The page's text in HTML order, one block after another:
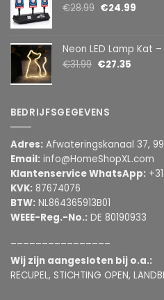
€28.99 €24.99
Neon LED Lamp Kat – Warm Wit – USB &
€31.99 €27.35
BEDRIJFSGEGEVENS
Adres: Afwateringskanaal 37,
Email: info@HomeShopXL.com
Klantenservice WhatsApp:
KVK: 87674076
BTW: NL864365913B01
WEEE-Reg.-No.: DE 80190933
Wij zijn aangesloten bij o.a.:
RECUPEL, STICHTING OPEN,